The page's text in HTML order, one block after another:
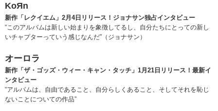
KoЯn
新作「レクイエム」2月4日リリース！ジョナサン独占インタビュー
“このアルバムは新しい始まりを象徴してるし、自分たちにとっての新し
いチャプターっていう感じなんだ”（ジョナサン）
オーロラ
新作「ザ・ゴッズ・ウィー・キャン・タッチ」1月21日リリース！最新イ
ンタビュー
“アルバムは、自由であること、自分らしくあること、そしてそれを恥じ
ないことについての作品”